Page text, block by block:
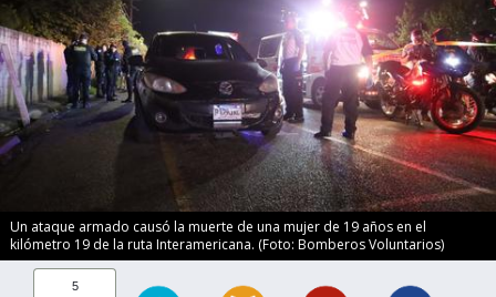
Un ataque armado causó la muerte de una mujer de 19 años en el
kilómetro 19 de la ruta Interamericana. (Foto: Bomberos Voluntarios)
5